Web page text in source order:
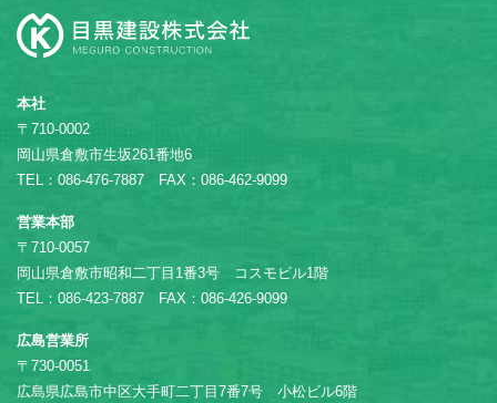
本社
〒710-0002
岡山県倉敷市生坂261番地6
TEL：086-476-7887 FAX：086-462-9099
営業本部
〒710-0057
岡山県倉敷市昭和二丁目1番3号 コスモビル1階
TEL：086-423-7887 FAX：086-426-9099
広島営業所
〒730-0051
広島県広島市中区大手町二丁目7番7号 小松ビル6階